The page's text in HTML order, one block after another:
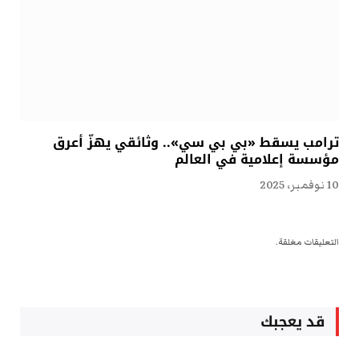
ترامب يسقط «بي بي سي».. وثائقي يهزّ أعرق
مؤسسة إعلامية في العالم
10 نوفمبر، 2025
التعليقات مغلقة.
قد يعجبك